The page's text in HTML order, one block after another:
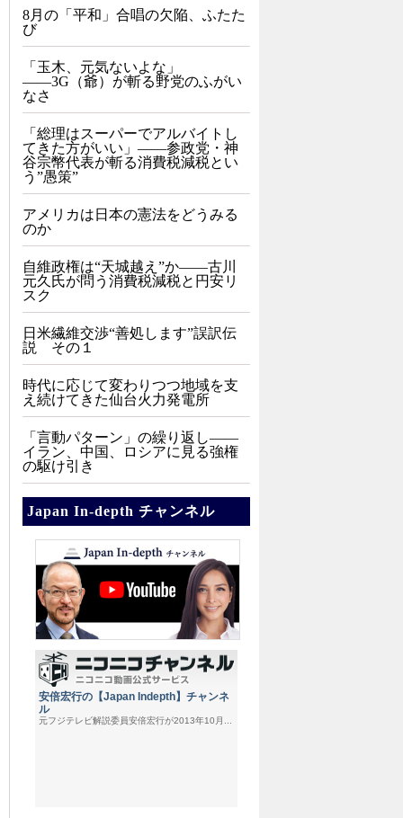
8月の「平和」合唱の欠陥、ふたた
び
「玉木、元気ないよな」
――3G（爺）が斬る野党のふがい
なさ
「総理はスーパーでアルバイトし
てきた方がいい」――参政党・神
谷宗幣代表が斬る消費税減税とい
う”愚策”
アメリカは日本の憲法をどうみる
のか
自維政権は“天城越え”か――古川
元久氏が問う消費税減税と円安リ
スク
日米繊維交渉“善処します”誤訳伝
説 その１
時代に応じて変わりつつ地域を支
え続けてきた仙台火力発電所
「言動パターン」の繰り返し――
イラン、中国、ロシアに見る強権
の駆け引き
Japan In-depth チャンネル